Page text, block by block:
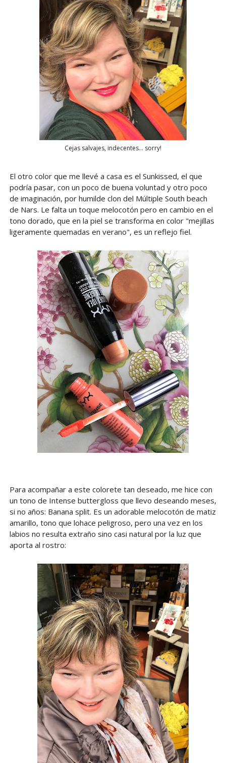
Cejas salvajes, indecentes... sorry!
El otro color que me llevé a casa es el Sunkissed, el que
podría pasar, con un poco de buena voluntad y otro poco
de imaginación, por humilde clon del Múltiple South beach
de Nars. Le falta un toque melocotón pero en cambio en el
tono dorado, que en la piel se transforma en color "mejillas
ligeramente quemadas en verano", es un reflejo fiel.
Para acompañar a este colorete tan deseado, me hice con
un tono de Intense buttergloss que llevo deseando meses,
si no años: Banana split. Es un adorable melocotón de matiz
amarillo, tono que lohace peligroso, pero una vez en los
labios no resulta extraño sino casi natural por la luz que
aporta al rostro: